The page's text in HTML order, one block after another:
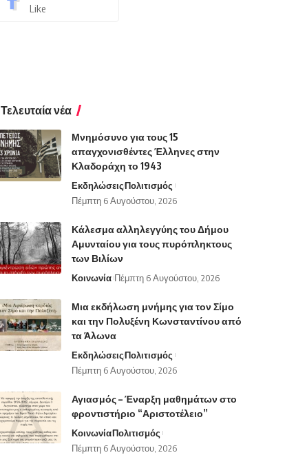
Like
Τελευταία νέα
Μνημόσυνο για τους 15
απαγχονισθέντες Έλληνες στην
Κλαδοράχη το 1943
ΕκδηλώσειςΠολιτισμός
Πέμπτη 6 Αυγούστου, 2026
Κάλεσμα αλληλεγγύης του Δήμου
Αμυνταίου για τους πυρόπληκτους
των Βιλίων
Κοινωνία Πέμπτη 6 Αυγούστου, 2026
Μια εκδήλωση μνήμης για τον Σίμο
και την Πολυξένη Κωνσταντίνου από
τα Άλωνα
ΕκδηλώσειςΠολιτισμός
Πέμπτη 6 Αυγούστου, 2026
Αγιασμός – Έναρξη μαθημάτων στο
φροντιστήριο “Αριστοτέλειο”
ΚοινωνίαΠολιτισμός
Πέμπτη 6 Αυγούστου, 2026